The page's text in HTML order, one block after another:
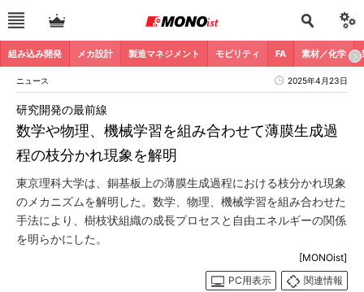
組み込み開発 メカ設計 製造マネジメント モビリティ FA 素材／化学
ニュース 2025年4月23日
数学や物理、機械学習を組み合わせて薄膜生成過
程の枝分かれ現象を解明
研究開発の最前線
東京理科大学は、銅基板上の薄膜生成過程における枝分かれ現象
のメカニズムを解明した。数学、物理、機械学習を組み合わせた
手法により、樹枝状組織の成長プロセスと自由エネルギーの関係
を明らかにした。
[MONOist]
PC用表示
関連情報